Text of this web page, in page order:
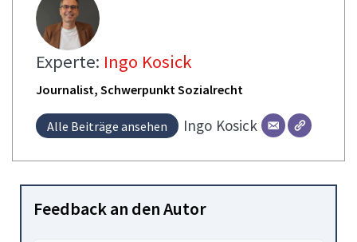
Experte: Ingo Kosick
Journalist, Schwerpunkt Sozialrecht
Alle Beiträge ansehen Ingo Kosick
Feedback an den Autor